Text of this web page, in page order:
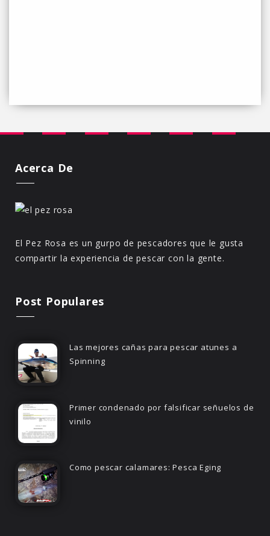
Acerca De
El Pez Rosa es un gurpo de pescadores que le gusta
compartir la experiencia de pescar con la gente.
Post Populares
Las mejores cañas para pescar atunes a
Spinning
Primer condenado por falsificar señuelos de
vinilo
Como pescar calamares: Pesca Eging